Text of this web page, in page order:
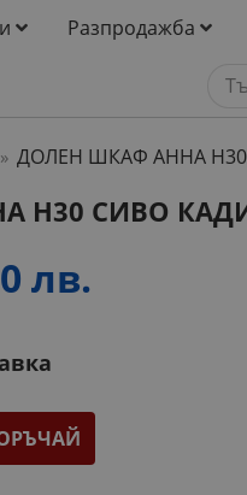
Разпродажба
» ДОЛЕН ШКАФ АННА
H30 СИВО
лв.